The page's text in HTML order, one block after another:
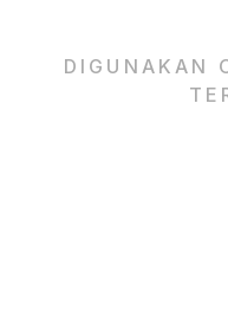
DIGUNAKAN